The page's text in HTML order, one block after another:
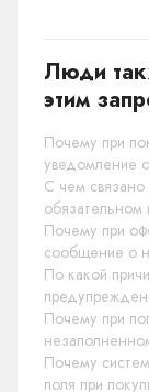
Люди
этим
Почему при
уведомление
С чем
обязательном
Почему при
сообщение о
По какой
Почему при
Почему
поля при